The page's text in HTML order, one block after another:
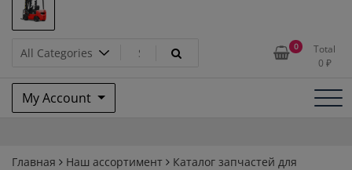
Запчасти для вилочых
погрузчиков и
электротележек Balkancar
0
Total
0 ₽
My Account
Главная Наш ассортимент
Каталог запчастей для